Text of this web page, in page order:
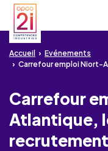
Aller au contenu
Aller à la recherche
Aller au menu
Aller au pied de page
Accueil
Evénements
Carrefour emploi Niort-
Carrefour
Atlantique,
recrutement